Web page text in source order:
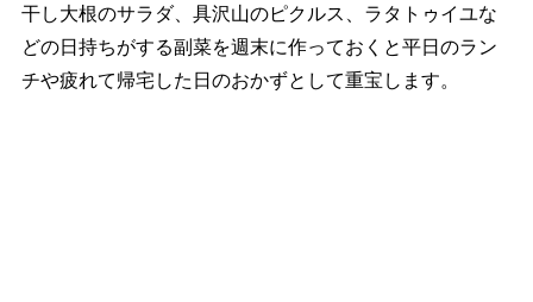
干し大根のサラダ、具沢山のピクルス、ラタトゥイユな
どの日持ちがする副菜を週末に作っておくと平日のラン
チや疲れて帰宅した日のおかずとして重宝します。